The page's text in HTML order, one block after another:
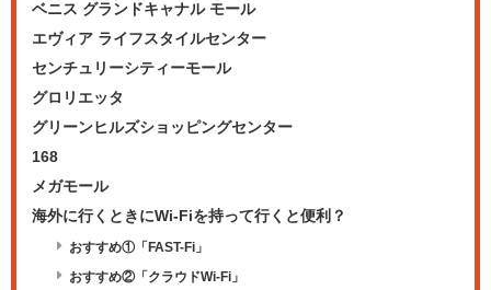
ベニス グランドキャナル モール
エヴィア ライフスタイルセンター
センチュリーシティーモール
グロリエッタ
グリーンヒルズショッピングセンター
168
メガモール
海外に行くときにWi-Fiを持って行くと便利？
おすすめ①「FAST-Fi」
おすすめ②「クラウドWi-Fi」